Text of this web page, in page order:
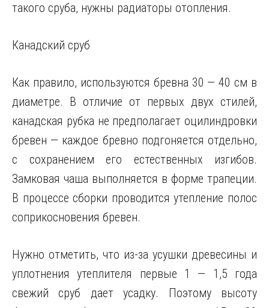
такого сруба, нужны радиаторы отопления.
Канадский сруб
Как правило, используются бревна 30 — 40 см в
диаметре. В отличие от первых двух стилей,
канадская рубка не предполагает оцилиндровки
бревен — каждое бревно подгоняется отдельно,
с сохранением его естественных изгибов.
Замковая чаша выполняется в форме трапеции.
В процессе сборки проводится утепление полос
соприкосновения бревен.
Нужно отметить, что из-за усушки древесины и
уплотнения утеплителя первые 1 — 1,5 года
свежий сруб дает усадку. Поэтому высоту